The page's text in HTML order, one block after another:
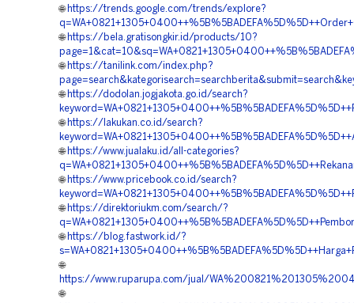
🌐 https://trends.google.com/trends/explore?
🌐 https://bela.gratisongkir.id/products/10?
🌐 https://tanilink.com/index.php?
🌐 https://dodolan.jogjakota.go.id/search?
🌐 https://lakukan.co.id/search?
🌐 https://www.jualaku.id/all-categories?
🌐 https://www.pricebook.co.id/search?
🌐 https://direktoriukm.com/search/?
🌐 https://blog.fastwork.id/?
🌐
https://www.ruparupa.com/jual/
🌐